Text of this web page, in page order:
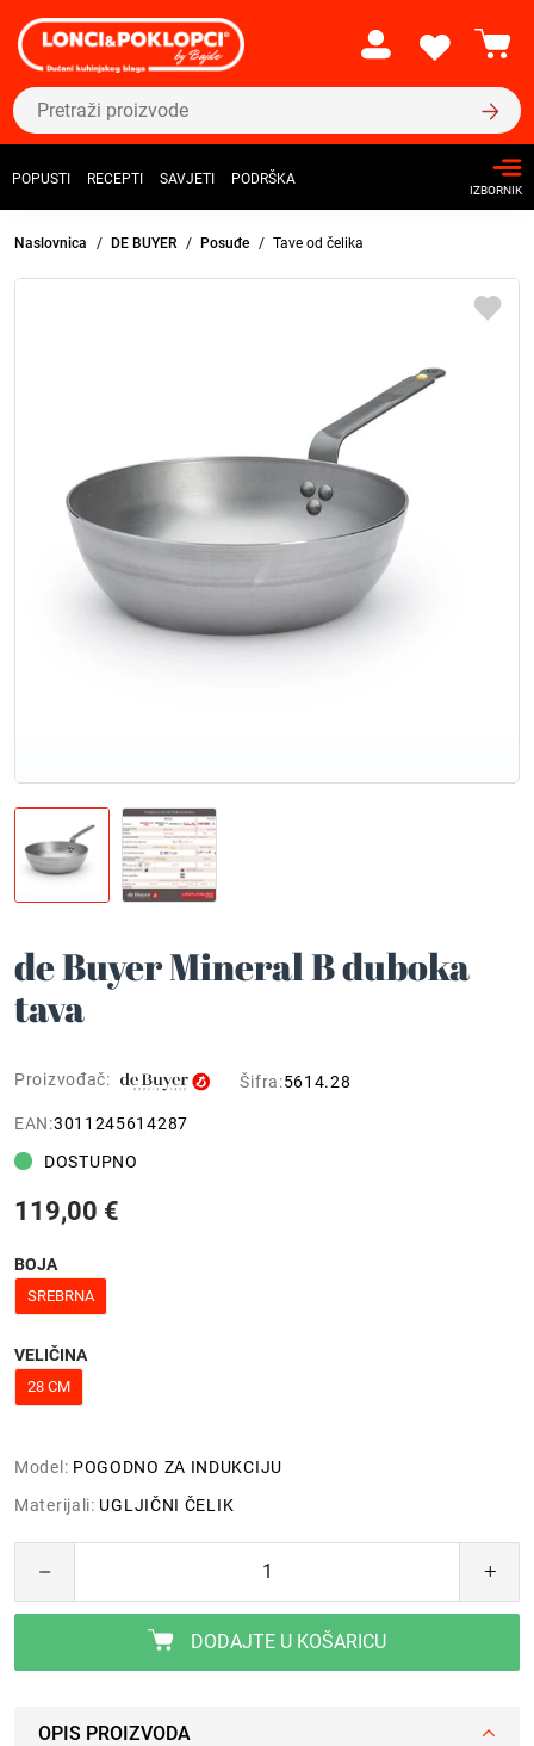
POPUSTI RECEPTI SAVJETI PODRŠKA
IZBORNIK
Naslovnica DE BUYER Posuđe Tave od čelika
de Buyer Mineral B duboka
tava
Proizvođač: Šifra:5614.28
EAN:3011245614287
DOSTUPNO
119,00 €
BOJA
SREBRNA
VELIČINA
28 CM
Model: POGODNO ZA INDUKCIJU
Materijali: UGLJIČNI ČELIK
DODAJTE U KOŠARICU
OPIS PROIZVODA